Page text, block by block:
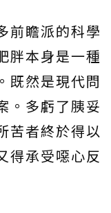
前瞻派的科學
胖本身是一種
既然是現代問
。多虧了胰妥
苦者終於得以
得承受噁心反